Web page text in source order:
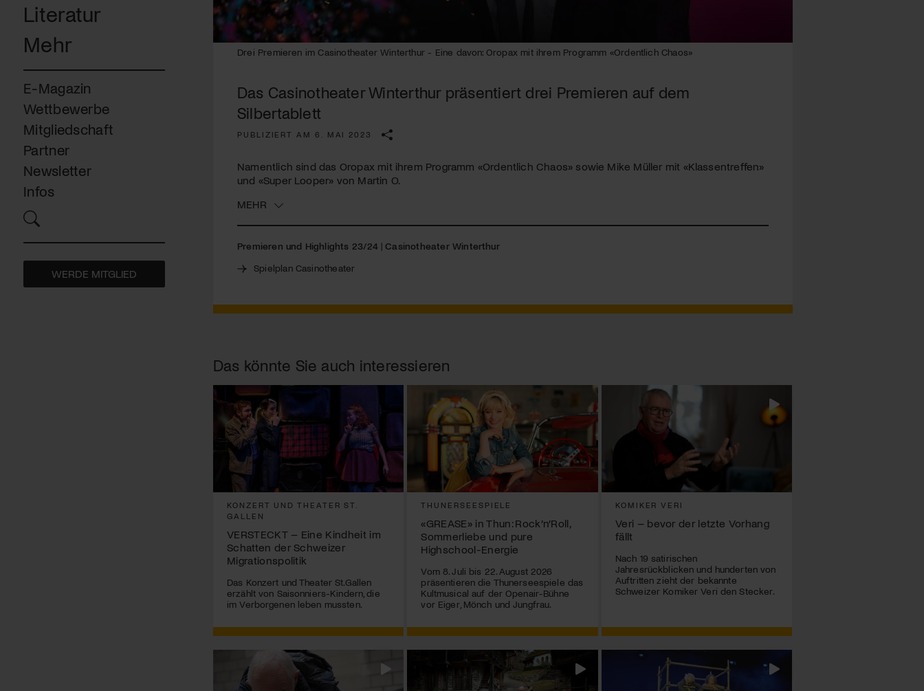
Literatur
Mehr
E-Magazin
Wettbewerbe
Mitgliedschaft
Partner
Newsletter
Infos
WERDE MITGLIED
Drei Premieren im Casinotheater Winterthur - Eine davon: Oropax mit ihrem Programm «Ordentlich Chaos»
Das Casinotheater Winterthur präsentiert drei Premieren auf dem
Silbertablett
PUBLIZIERT AM 6. MAI 2023
Namentlich sind das Oropax mit ihrem Programm «Ordentlich Chaos» sowie Mike Müller mit «Klassentreffen»
und «Super Looper» von Martin O.
MEHR
Premieren und Highlights 23/24| Casinotheater Winterthur
Spielplan Casinotheater
Das könnte Sie auch interessieren
KONZERT UND THEATER ST.
GALLEN
VERSTECKT – Eine Kindheit im
Schatten der Schweizer
Migrationspolitik
Das Konzert und Theater St.Gallen
erzählt von Saisonniers-Kindern, die
im Verborgenen leben mussten.
THUNERSEESPIELE
«GREASE» in Thun: Rock’n’Roll,
Sommerliebe und pure
Highschool-Energie
Vom 8. Juli bis 22. August 2026
präsentieren die Thunerseespiele das
Kultmusical auf der Openair-Bühne
vor Eiger, Mönch und Jungfrau.
KOMIKER VERI
Veri – bevor der letzte Vorhang
fällt
Nach 19 satirischen
Jahresrückblicken und hunderten von
Auftritten zieht der bekannte
Schweizer Komiker Veri den Stecker.